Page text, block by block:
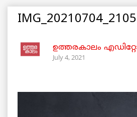
ഉത്തരകാലം
July 4, 2021